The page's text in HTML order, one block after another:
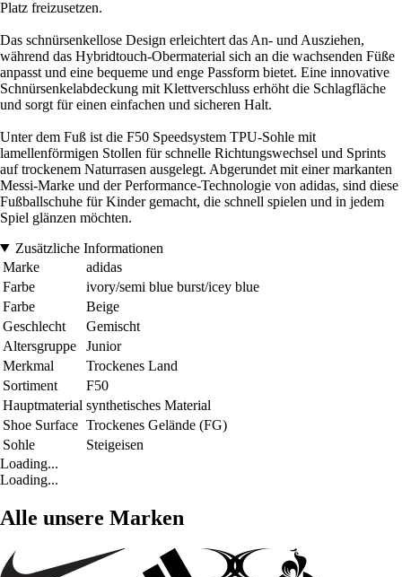
Platz freizusetzen.
Das schnürsenkellose Design erleichtert das An- und Ausziehen,
während das Hybridtouch-Obermaterial sich an die wachsenden Füße
anpasst und eine bequeme und enge Passform bietet. Eine innovative
Schnürsenkelabdeckung mit Klettverschluss erhöht die Schlagfläche
und sorgt für einen einfachen und sicheren Halt.
Unter dem Fuß ist die F50 Speedsystem TPU-Sohle mit
lamellenförmigen Stollen für schnelle Richtungswechsel und Sprints
auf trockenem Naturrasen ausgelegt. Abgerundet mit einer markanten
Messi-Marke und der Performance-Technologie von adidas, sind diese
Fußballschuhe für Kinder gemacht, die schnell spielen und in jedem
Spiel glänzen möchten.
Zusätzliche Informationen
Marke
adidas
Farbe
ivory/semi blue burst/icey blue
Farbe
Beige
Geschlecht
Gemischt
Altersgruppe
Junior
Merkmal
Trockenes Land
Sortiment
F50
Hauptmaterial synthetisches Material
Shoe Surface Trockenes Gelände (FG)
Sohle
Steigeisen
Loading...
Loading...
Alle unsere Marken